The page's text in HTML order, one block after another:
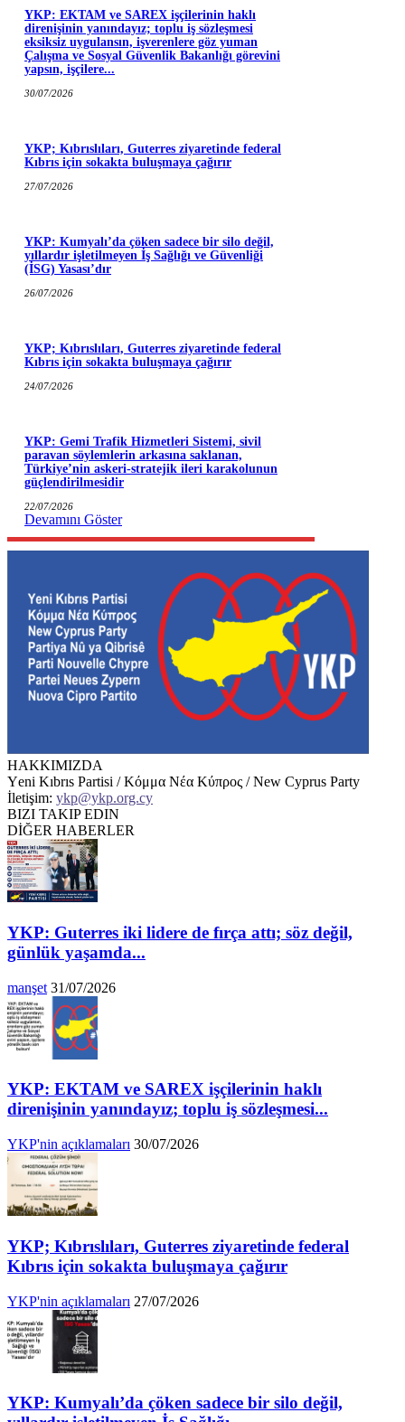
YKP: EKTAM ve SAREX işçilerinin haklı
direnişinin yanındayız; toplu iş sözleşmesi
eksiksiz uygulansın, işverenlere göz yuman
Çalışma ve Sosyal Güvenlik Bakanlığı görevini
yapsın, işçilere...
30/07/2026
YKP; Kıbrıslıları, Guterres ziyaretinde federal
Kıbrıs için sokakta buluşmaya çağırır
27/07/2026
YKP: Kumyalı’da çöken sadece bir silo değil,
yıllardır işletilmeyen İş Sağlığı ve Güvenliği
(İSG) Yasası’dır
26/07/2026
YKP; Kıbrıslıları, Guterres ziyaretinde federal
Kıbrıs için sokakta buluşmaya çağırır
24/07/2026
YKP: Gemi Trafik Hizmetleri Sistemi, sivil
paravan söylemlerin arkasına saklanan,
Türkiye’nin askeri-stratejik ileri karakolunun
güçlendirilmesidir
22/07/2026
Devamını Göster
HAKKIMIZDA
Υeni Kıbrıs Partisi / Κόμμα Νέα Κύπρος / New Cyprus Party
İletişim: ykp@ykp.org.cy
BIZI TAKIP EDIN
DİĞER HABERLER
YKP: Guterres iki lidere de fırça attı; söz değil,
günlük yaşamda...
manşet 31/07/2026
YKP: EKTAM ve SAREX işçilerinin haklı
direnişinin yanındayız; toplu iş sözleşmesi...
YKP'nin açıklamaları 30/07/2026
YKP; Kıbrıslıları, Guterres ziyaretinde federal
Kıbrıs için sokakta buluşmaya çağırır
YKP'nin açıklamaları 27/07/2026
YKP: Kumyalı’da çöken sadece bir silo değil,